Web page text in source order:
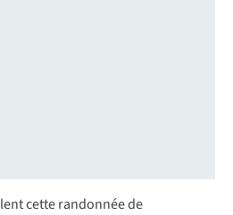
cette randonnée de